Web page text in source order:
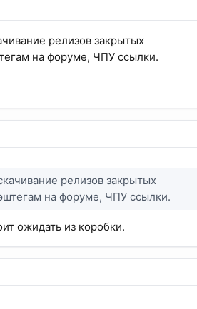
релизов закрытых
на форуме, ЧПУ ссылки.
релизов закрытых
на форуме, ЧПУ ссылки.
ожидать из коробки.